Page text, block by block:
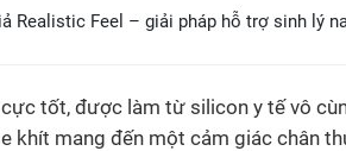
Realistic Feel – giải pháp hỗ trợ sinh lý
tốt, được làm từ silicon y tế vô
khít mang đến một cảm giác chân